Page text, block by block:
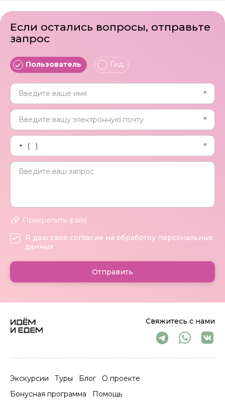
Свяжитесь с нами
Экскурсии Туры Блог
О проекте
Бонусная программа
Помощь
Если остались вопросы, отправьте
запрос
Пользователь Гид
Прикрепить файл
Я даю своё согласие на обработку персональных
данных
Отправить